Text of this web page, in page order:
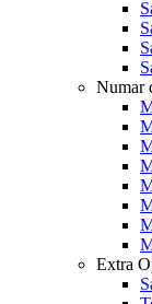
Numar
Extra